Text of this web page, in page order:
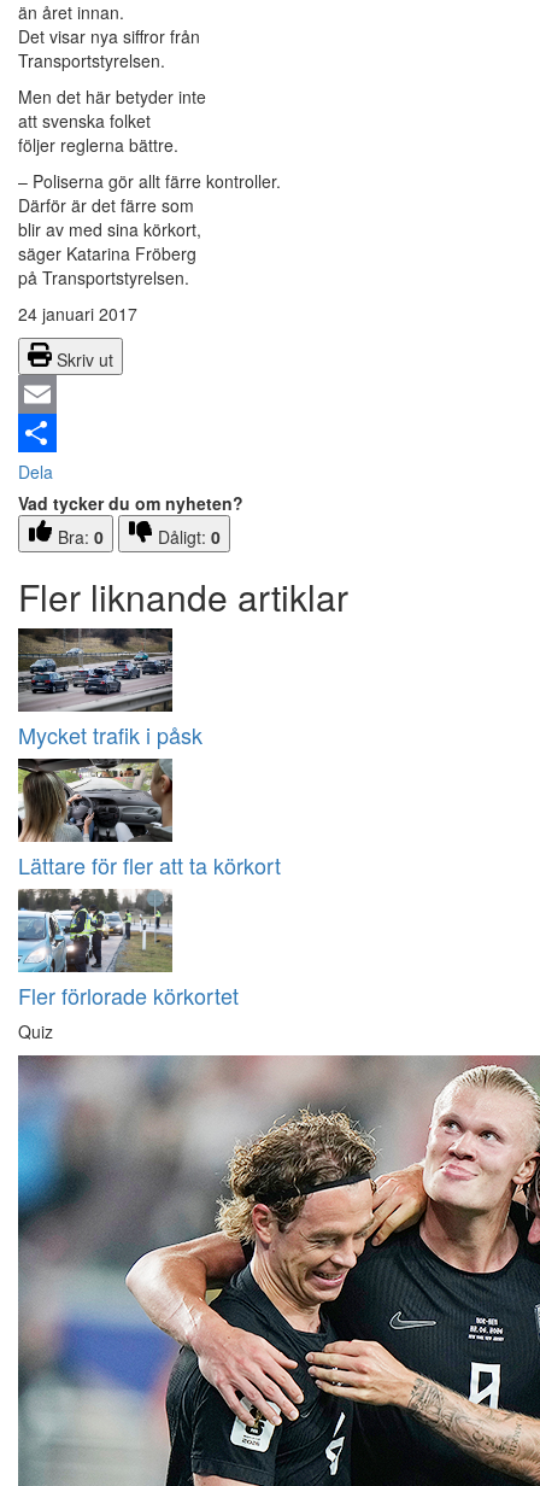
än året innan.
Det visar nya siffror från
Transportstyrelsen.
Men det här betyder inte
att svenska folket
följer reglerna bättre.
– Poliserna gör allt färre kontroller.
Därför är det färre som
blir av med sina körkort,
säger Katarina Fröberg
på Transportstyrelsen.
24 januari 2017
Skriv ut
Email
Dela
Vad tycker du om nyheten?
Bra: 0 Dåligt: 0
Fler liknande artiklar
Mycket trafik i påsk
Lättare för fler att ta körkort
Fler förlorade körkortet
Quiz